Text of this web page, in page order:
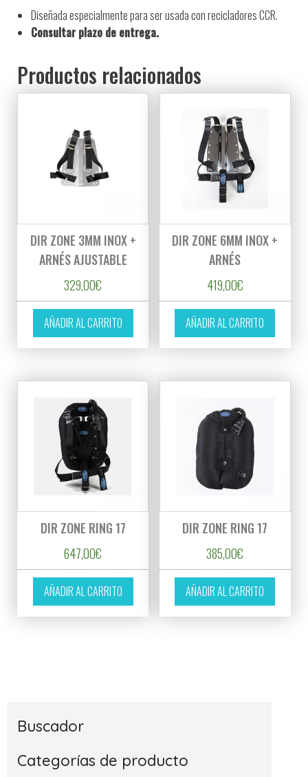
Diseñada especialmente para ser usada con recicladores CCR.
Consultar plazo de entrega.
Productos relacionados
DIR ZONE 3MM INOX +
ARNÉS AJUSTABLE
329,00€
AÑADIR AL CARRITO
DIR ZONE 6MM INOX +
ARNÉS
419,00€
AÑADIR AL CARRITO
DIR ZONE RING 17
647,00€
AÑADIR AL CARRITO
DIR ZONE RING 17
385,00€
AÑADIR AL CARRITO
Buscador
Categorías de producto